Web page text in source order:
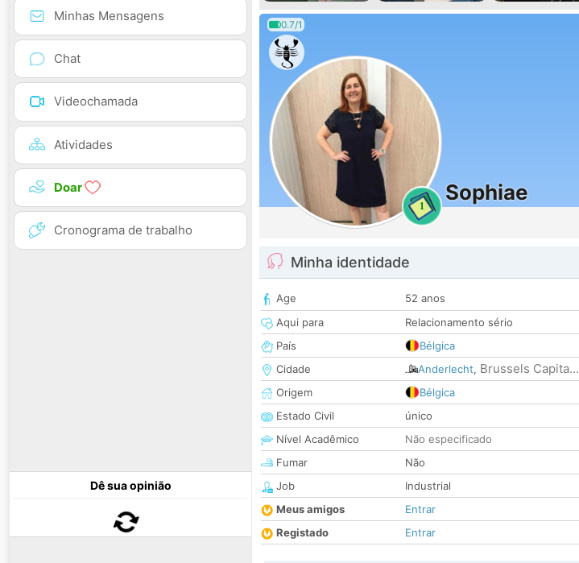
Minhas Mensagens
Chat
Videochamada
Atividades
Doar
Cronograma de trabalho
Dê sua opinião
0.7/1
1
Sophiae
Minha identidade
Age
52 anos
Aqui para
Relacionamento sério
País
Bélgica
Cidade
Anderlecht, Brussels Capita...
Origem
Bélgica
Estado Civil
único
Nível Acadêmico
Não especificado
Fumar
Não
Job
Industrial
Meus amigos
Entrar
Registado
Entrar